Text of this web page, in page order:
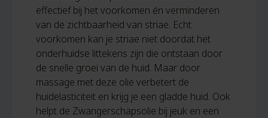
effectief bij het voorkomen én verminderen
van de zichtbaarheid van striae. Echt
voorkomen kan je striae niet doordat het
onderhuidse littekens zijn die ontstaan door
de snelle groei van de huid. Maar door
massage met deze olie verbetert de
huidelasticiteit en krijg je een gladde huid. Ook
helpt de Zwangerschapsolie bij jeuk en een